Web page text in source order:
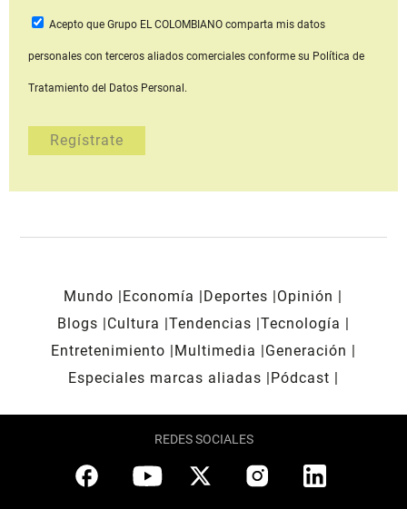
Acepto que Grupo EL COLOMBIANOcomparta mis datos
personales con terceros aliados comerciales conforme su Política de
Tratamiento del Datos Personal.
Mundo Economía Deportes
Opinión
Blogs
Cultura Tendencias Tecnología
Entretenimiento
Multimedia
Generación
Especiales marcas aliadas
Pódcast
REDES SOCIALES